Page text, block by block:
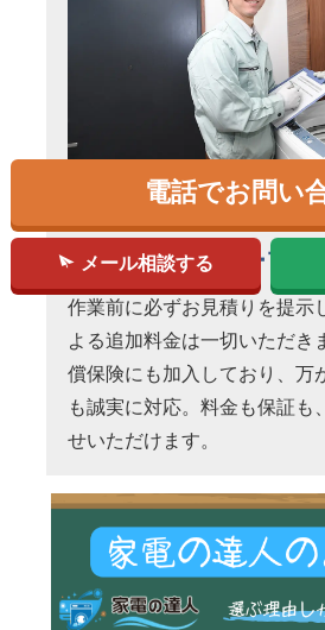
明朗会計＆万
アフターフ
作業前に必ずお見積りを提示
よる追加料金は一切いただき
償保険にも加入しており、万
も誠実に対応。料金も保証も
せいただけます。
電話でお問い
メール相談する